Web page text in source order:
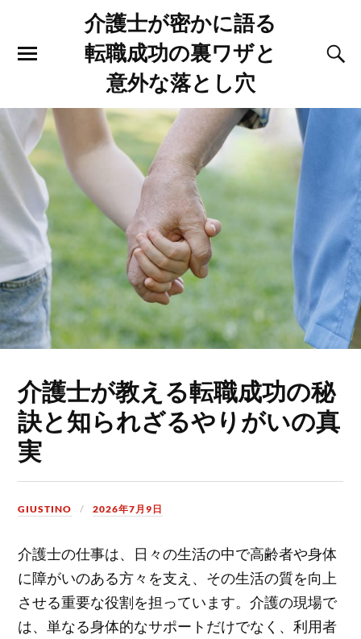
介護士が密かに語る
転職成功の裏ワザと
意外な落とし穴
介護士が教える転職成功の秘
訣と知られざるやりがいの真
実
GIUSTINO 2026年7月9日
介護士の仕事は、日々の生活の中で高齢者や身体
に障がいのある方々を支え、その生活の質を向上
させる重要な役割を担っています。介護の現場で
は、単なる身体的なサポートだけでなく、利用者